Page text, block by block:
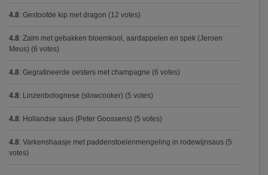
4.8: Gestoofde kip met dragon (12 votes)
4.8: Zalm met gebakken bloemkool, aardappelen en spek (Jeroen
Meus) (6 votes)
4.8: Gegratineerde oesters met champagne (6 votes)
4.8: Linzenbolognese (slowcooker) (5 votes)
4.8: Hollandse saus (Peter Goossens) (5 votes)
4.8: Varkenshaasje met paddenstoelenmengeling in rodewijnsaus (5
votes)